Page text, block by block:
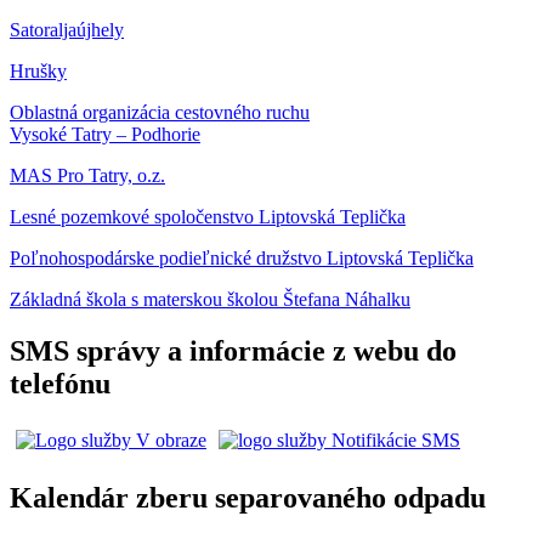
Satoraljaújhely
Hrušky
Oblastná organizácia cestovného ruchu
Vysoké Tatry – Podhorie
MAS Pro Tatry, o.z.
Lesné pozemkové spoločenstvo Liptovská Teplička
Poľnohospodárske podieľnické družstvo Liptovská Teplička
Základná škola s materskou školou Štefana Náhalku
SMS správy a informácie z webu do
telefónu
Kalendár zberu separovaného odpadu